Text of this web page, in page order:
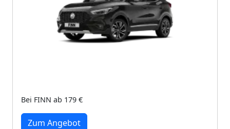
Bei FINN ab 179 €
Zum Angebot